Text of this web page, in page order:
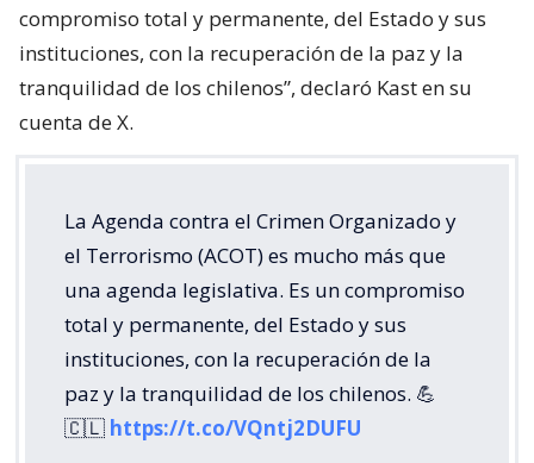
compromiso total y permanente, del Estado y sus
instituciones, con la recuperación de la paz y la
tranquilidad de los chilenos”, declaró Kast en su
cuenta de X.
La Agenda contra el Crimen Organizado y
el Terrorismo (ACOT) es mucho más que
una agenda legislativa. Es un compromiso
total y permanente, del Estado y sus
instituciones, con la recuperación de la
paz y la tranquilidad de los chilenos. 💪
🇨🇱 https://t.co/VQntj2DUFU